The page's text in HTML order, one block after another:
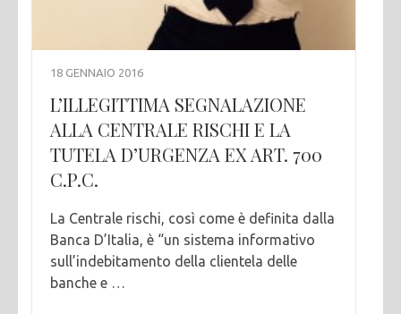
18 GENNAIO 2016
L’ILLEGITTIMA SEGNALAZIONE
ALLA CENTRALE RISCHI E LA
TUTELA D’URGENZA EX ART. 700
C.P.C.
La Centrale rischi, così come è definita dalla
Banca D’Italia, è “un sistema informativo
sull’indebitamento della clientela delle
banche e …